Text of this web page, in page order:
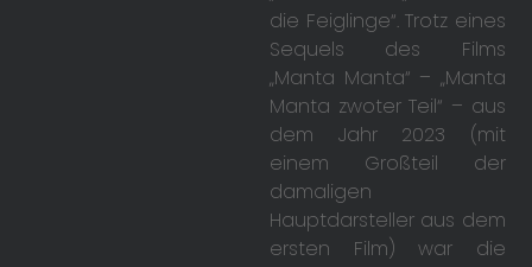
die Feiglinge“. Trotz eines
Sequels des Films
„Manta Manta“ – „Manta
Manta zwoter Teil“ – aus
dem Jahr 2023 (mit
einem Großteil der
damaligen
Hauptdarsteller aus dem
ersten Film) war die